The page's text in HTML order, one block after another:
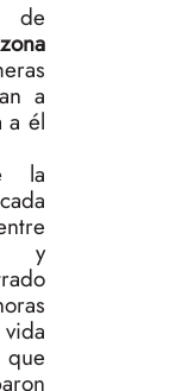
de
zona
a
a él
la
y